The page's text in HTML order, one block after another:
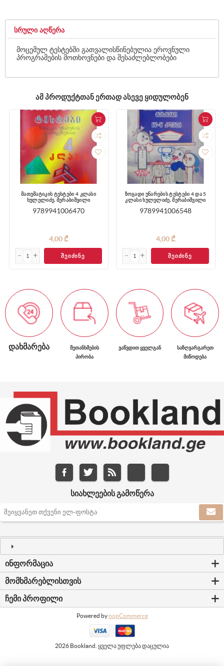
ᲡᲠᲣᲚᲘ ᲐᲦᲬᲔᲠᲐ
მოცემულ ტესტებში გათვალისწინებულია ეროვნული
პროგრამების მოთხოვნები და შესაძლებლობები
ᲐᲛ ᲞᲠᲝᲓᲣᲥᲢᲗᲐᲜ ᲔᲠᲗᲐᲓ ᲐᲡᲔᲕᲔ ᲧᲘᲓᲣᲚᲝᲑᲔᲜ
მათემატიკის ტესტები 4 კლასი
ხულელიძე, მერაბიშვილი
9789941006470
4,00 ₾
ᲨᲔᲘᲫᲘᲜᲔ
ზოგადი უნარების ტესტები 4 და 5
კლასი ხულელიძე, მერაბიშვილი
9789941006548
4,00 ₾
ᲨᲔᲘᲫᲘᲜᲔ
ᲓᲐᲮᲛᲐᲠᲔᲑᲐ
ᲨᲔᲗᲐᲜᲮᲛᲔᲑᲘᲡ
ᲞᲘᲠᲝᲑᲐ
ᲕᲐᲬᲕᲓᲘᲗ ᲧᲕᲔᲚᲒᲐᲜ
ᲡᲐᲖᲦᲕᲐᲠᲒᲐᲠᲔᲗ
ᲛᲘᲬᲝᲓᲔᲑᲐ
ᲡᲘᲐᲮᲚᲔᲔᲑᲘᲡ ᲒᲐᲛᲝᲬᲔᲠᲐ
ᲘᲜᲤᲝᲠᲛᲐᲪᲘᲐ
ᲛᲝᲛᲮᲛᲐᲠᲔᲑᲚᲘᲡᲗᲕᲘᲡ
ᲩᲔᲛᲘ ᲞᲠᲝᲤᲘᲚᲘ
Powered by nopCommerce
2026 Bookland. ყველა უფლება დაცულია